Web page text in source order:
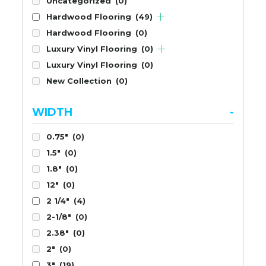
Hardwood Flooring (49)
Hardwood Flooring (0)
Luxury Vinyl Flooring (0)
Luxury Vinyl Flooring (0)
New Collection (0)
WIDTH -
0.75" (0)
1.5" (0)
1.8" (0)
12" (0)
2 1/4" (4)
2-1/8" (0)
2.38" (0)
2" (0)